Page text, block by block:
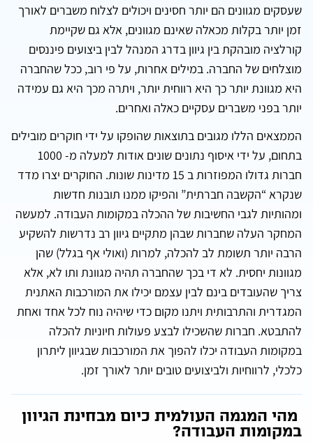
שעסקים מגוונים הם יותר חסינים ויכולים לצלוח משברים לאורך
זמן יותר בקלות מכאלה שאינם מגוונים, אלא גם שקיימת
קורלציה מובהקת בין גיוון בדרג המנהל לבין ביצועים פיננסים
מוצלחים של החברה. במילים אחרות, על פי רוב, ככל שהחברה
היא מגוונת יותר כך היא רווחית יותר, ויתרה מכך היא גם עמידה
יותר בפני משברים עסקיים כאלה ואחרים.
הממצאים הללו מגובים בתוצאות שהופקו על ידי חוקרים מובילים
בתחום, על ידי איסוף נתונים שונים אודות למעלה מ- 1000
חברות גדולו המפוזרות ב 15 מדינות שונות. החוקרים יצרו מדד
שנקרא “הקשבה חברתית” והפיקו ממנו תובנות חדשות
ומהותיות לגבי החשיבות של ההכלה במקומות העבודה. למעשה
המחקר העלה שחברות שבהן מתקיים גיוון רב נדרשות להשקיע
הרבה יותר תשומת לב להכלה, למרות (ואולי אף בגלל) שהן
מגוונות יחסית. לא די בכך שהחברה תהיה מגוונת ותו לא, אלא
צריך שהעובדים בינם לבין עצמם יכילו את המורכבות האתנית
המגדרית והתרבותית ויתנו מקום כדי שיהיה נוח לכל אחד ואחת
להתבטא. חברות שהשכילו לבצע פעולות חיוניות להכלה
במקומות העבודה יכלו להפוך את המורכבות שבגיוון ליתרון
כלכלי, לרווחיות ולביצועים טובים יותר לאורך זמן.
מהי המגמה העולמית כיום מבחינת הגיוון
במקומות העבודה?